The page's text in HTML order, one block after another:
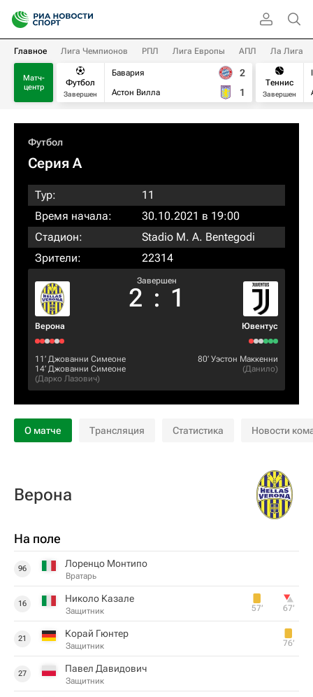
Главное Лига Чемпионов РПЛ Лига Европы АПЛ Ла Лига
Матч-
центр
Футбол
Завершен
Бавария
Астон Вилла
2
1
Теннис
Завершен
Футбол
Серия А
Тур:
11
Время начала:
30.10.2021 в 19:00
Стадион:
Stadio M. A. Bentegodi
Зрители:
22314
Верона
Завершен
2 : 1
Ювентус
11‎’‎ Джованни Симеоне
14‎’‎ Джованни Симеоне
(Дарко Лазович)
80‎’‎ Уэстон Маккенни
(Данило)
О матче Трансляция Статистика Новости
Верона
На поле
96 Лоренцо Монтипо
Вратарь
16 Николо Казале
Защитник 57‎’‎ 67‎’‎
21 Корай Гюнтер
Защитник 76‎’‎
27 Павел Давидович
Защитник